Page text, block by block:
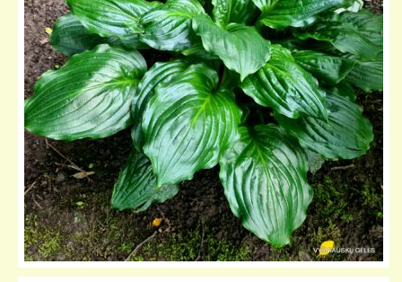
KELIONIŲ GALERIJA